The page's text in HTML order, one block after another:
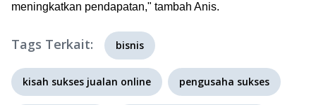
meningkatkan pendapatan," tambah Anis.
Tags Terkait: bisnis
kisah sukses jualan online pengusaha sukses